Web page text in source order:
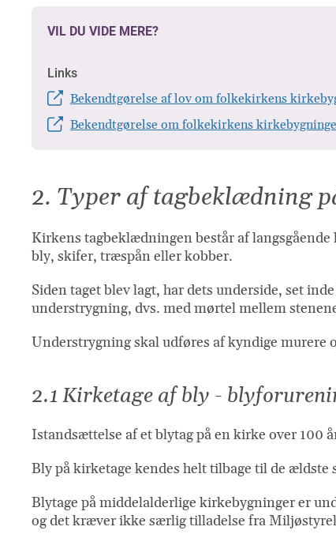
VIL DU VIDE MERE?
Links
Bekendtgørelse af lov om folkekirkens
Bekendtgørelse om folkekirkens
2. Typer af tagbeklædning
Kirkens tagbeklædningen består af
bly, skifer, træspån eller kobber.
Siden taget blev lagt, har dets underside, set
understrygning, dvs. med mørtel mellem
Understrygning skal udføres af kyndige
2.1 Kirketage af bly -
Istandsættelse af et blytag på en kirke over 100
Bly på kirketage kendes helt tilbage til de
Blytage på middelalderlige kirkebygninger er
og det kræver ikke særlig tilladelse fra